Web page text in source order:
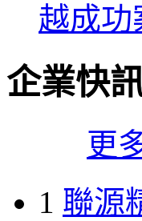
越成功
企業快
更
1 聯源